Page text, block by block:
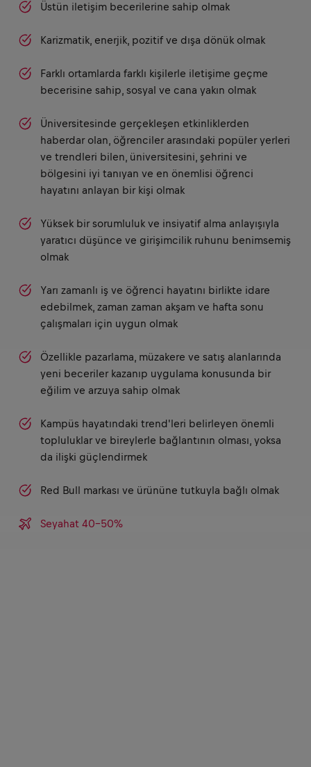
Üstün iletişim becerilerine sahip olmak
Karizmatik, enerjik, pozitif ve dışa dönük olmak
Farklı ortamlarda farklı kişilerle iletişime geçme
becerisine sahip, sosyal ve cana yakın olmak
Üniversitesinde gerçekleşen etkinliklerden
haberdar olan, öğrenciler arasındaki popüler yerleri
ve trendleri bilen, üniversitesini, şehrini ve
bölgesini iyi tanıyan ve en önemlisi öğrenci
hayatını anlayan bir kişi olmak
Yüksek bir sorumluluk ve insiyatif alma anlayışıyla
yaratıcı düşünce ve girişimcilik ruhunu benimsemiş
olmak
Yarı zamanlı iş ve öğrenci hayatını birlikte idare
edebilmek, zaman zaman akşam ve hafta sonu
çalışmaları için uygun olmak
Özellikle pazarlama, müzakere ve satış alanlarında
yeni beceriler kazanıp uygulama konusunda bir
eğilim ve arzuya sahip olmak
Kampüs hayatındaki trend'leri belirleyen önemli
topluluklar ve bireylerle bağlantının olması, yoksa
da ilişki güçlendirmek
Red Bull markası ve ürününe tutkuyla bağlı olmak
Seyahat 40-50%